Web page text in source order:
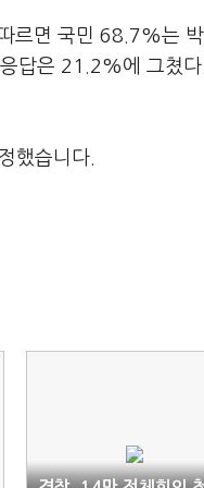
르면 국민 68.7%는
답은 21.2%에 그쳤다.
했습니다.